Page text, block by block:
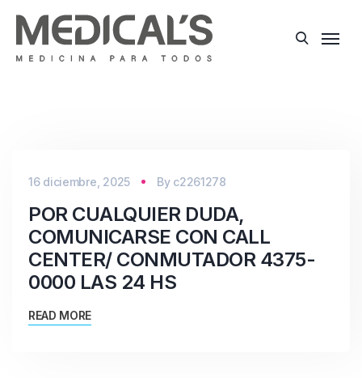
16 diciembre, 2025 By c2261278
POR CUALQUIER DUDA,
COMUNICARSE CON CALL
CENTER/ CONMUTADOR 4375-
0000 LAS 24 HS
READ MORE